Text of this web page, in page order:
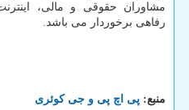
مشاوران حقوقی و مالی،
رفاهی برخوردار می باشد.
منبع: پی اچ پی و جی كوئری